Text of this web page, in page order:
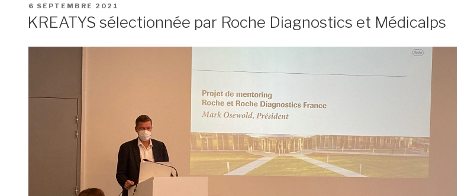
PUBLIÉ
6 SEPTEMBRE 2021
KREATYS sélectionnée par Roche Diagnostics et Médicalps